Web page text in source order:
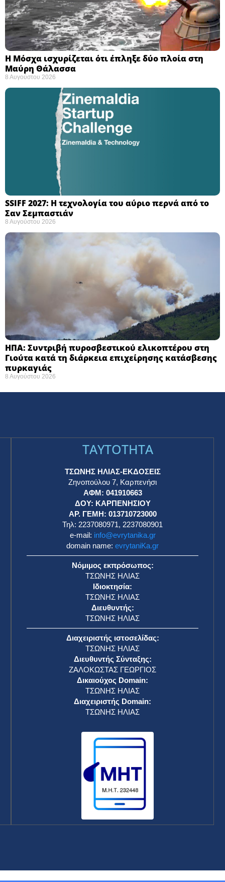
Η Μόσχα ισχυρίζεται ότι έπληξε δύο πλοία στη
Μαύρη Θάλασσα ​
8 Αυγούστου 2026
SSIFF 2027: Η τεχνολογία του αύριο περνά από το
Σαν Σεμπαστιάν ​
8 Αυγούστου 2026
ΗΠΑ: Συντριβή πυροσβεστικού ελικοπτέρου στη
Γιούτα κατά τη διάρκεια επιχείρησης κατάσβεσης
πυρκαγιάς ​
8 Αυγούστου 2026
TAYTOTHTA
ΤΣΩΝΗΣ ΗΛΙΑΣ-ΕΚΔΟΣΕΙΣ
Ζηνοπούλου 7, Καρπενήσι
ΑΦΜ: 041910663
ΔΟΥ: ΚΑΡΠΕΝΗΣΙΟΥ
ΑΡ. ΓΕΜΗ: 013710723000
Τηλ: 2237080971, 2237080901
e-mail: info@evrytanika.gr
domain name: evrytaniKa.gr
Νόμιμος εκπρόσωπος:
ΤΣΩΝΗΣ ΗΛΙΑΣ
Ιδιοκτησία:
ΤΣΩΝΗΣ ΗΛΙΑΣ
Διευθυντής:
ΤΣΩΝΗΣ ΗΛΙΑΣ
Διαχειριστής ιστοσελίδας:
ΤΣΩΝΗΣ ΗΛΙΑΣ
Διευθυντής Σύνταξης:
ΖΑΛΟΚΩΣΤΑΣ ΓΕΩΡΓΙΟΣ
Δικαιούχος Domain:
ΤΣΩΝΗΣ ΗΛΙΑΣ
Διαχειριστής Domain:
ΤΣΩΝΗΣ ΗΛΙΑΣ